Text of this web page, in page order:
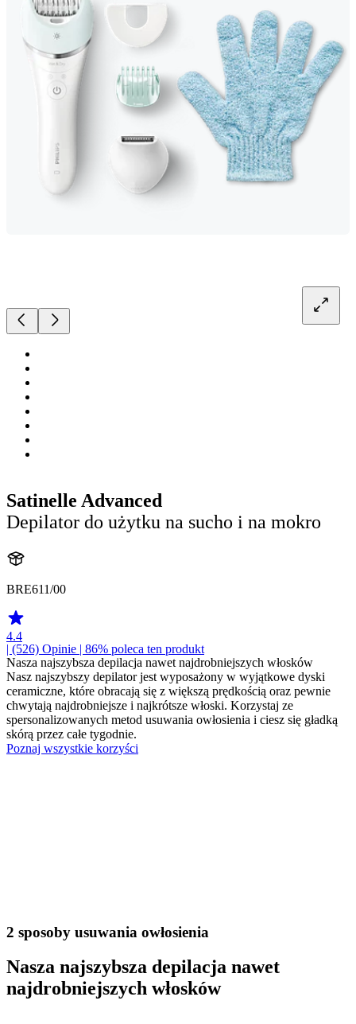
Satinelle Advanced
Depilator do użytku na sucho i na mokro
BRE611/00
4.4
| (526) Opinie | 86% poleca ten produkt
Nasza najszybsza depilacja nawet najdrobniejszych włosków
Nasz najszybszy depilator jest wyposażony w wyjątkowe dyski
ceramiczne, które obracają się z większą prędkością oraz pewnie
chwytają najdrobniejsze i najkrótsze włoski. Korzystaj ze
spersonalizowanych metod usuwania owłosienia i ciesz się gładką
skórą przez całe tygodnie.
Poznaj wszystkie korzyści
2 sposoby usuwania owłosienia
Nasza najszybsza depilacja nawet
najdrobniejszych włosków